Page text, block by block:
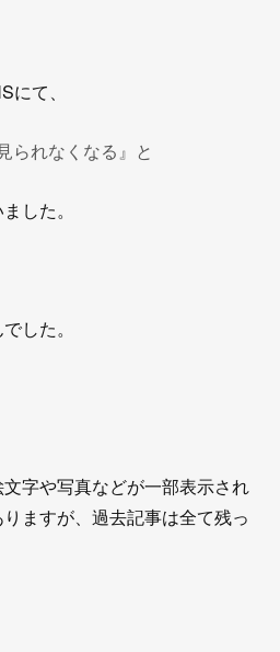
て、
られなくなる』と
した。
した。
字や写真などが一部表示され
ますが、過去記事は全て残っ